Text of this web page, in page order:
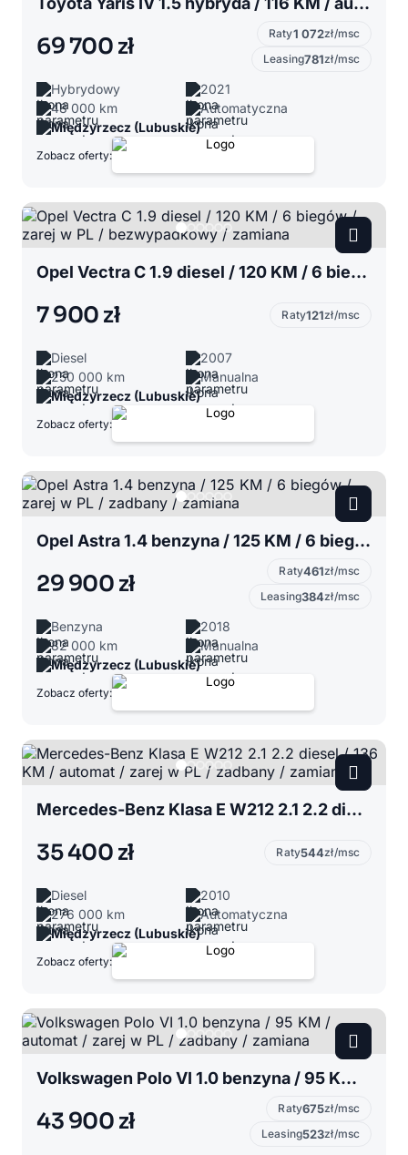
69 700 zł Raty1 072zł/msc
Leasing781zł/msc
Hybrydowy
2021
48 000 km
Automatyczna
Międzyrzecz (Lubuskie)
Zobacz oferty:
Opel Vectra C 1.9 diesel / 120 KM / 6 biegów / zarej w PL / bezwypadkowy / zamiana
7 900 zł Raty121zł/msc
Diesel
2007
250 000 km
Manualna
Międzyrzecz (Lubuskie)
Zobacz oferty:
Opel Astra 1.4 benzyna / 125 KM / 6 biegów / zarej w PL / zadbany / zamiana
29 900 zł Raty461zł/msc
Leasing384zł/msc
Benzyna
2018
82 000 km
Manualna
Międzyrzecz (Lubuskie)
Zobacz oferty:
Mercedes-Benz Klasa E W212 2.1 2.2 diesel / 136 KM / automat / zarej w PL / zadbany / zamiana
35 400 zł Raty544zł/msc
Diesel
2010
276 000 km
Automatyczna
Międzyrzecz (Lubuskie)
Zobacz oferty:
Volkswagen Polo VI 1.0 benzyna / 95 KM / automat / zarej w PL / zadbany / zamiana
43 900 zł Raty675zł/msc
Leasing523zł/msc